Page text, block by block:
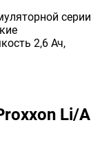
серии
2,6 Ач,
Li/A